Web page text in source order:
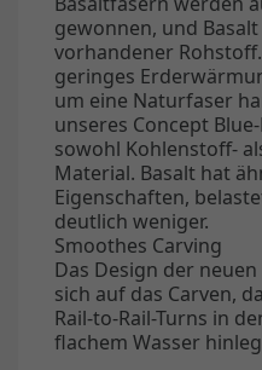
gewonnen, und
vorhandener
geringes
um eine Naturfaser
unseres Concept
sowohl Kohlenstoff-
Material. Basalt hat
Eigenschaften,
deutlich weniger.
Smoothes Carving
Das Design der
sich auf das Carven,
Rail-to-Rail-Turns in
flachem Wasser